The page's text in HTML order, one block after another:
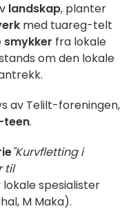
landskap, planter
med tuareg-telt
smykker fra lokale
om den lokale
av Telilt-foreningen,
teen.
"Kurvfletting i
til
lokale spesialister
M Maka).